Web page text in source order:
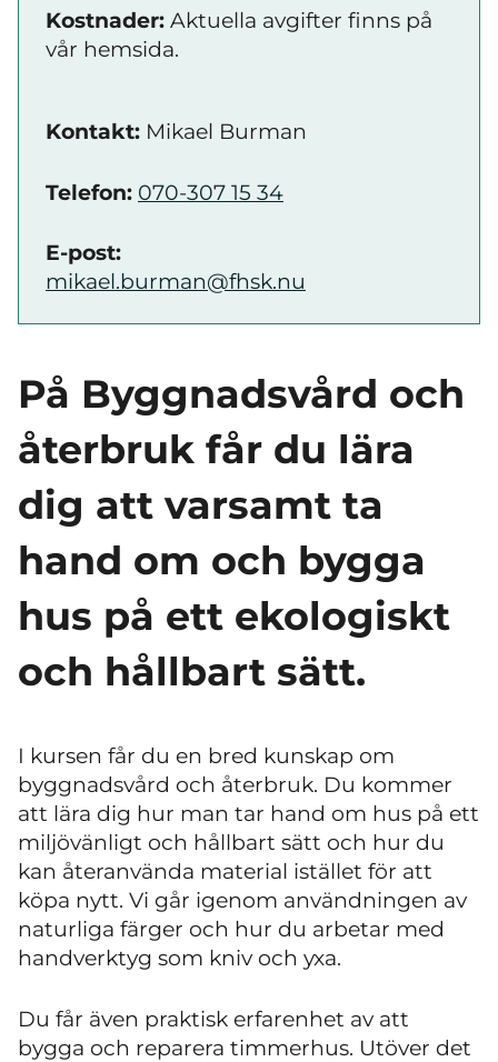
Kostnader: Aktuella avgifter finns på
vår hemsida.
Kontakt: Mikael Burman
Telefon: 070-307 15 34
E-post:
mikael.burman@fhsk.nu
På Byggnadsvård och
återbruk får du lära
dig att varsamt ta
hand om och bygga
hus på ett ekologiskt
och hållbart sätt.
I kursen får du en bred kunskap om
byggnadsvård och återbruk. Du kommer
att lära dig hur man tar hand om hus på ett
miljövänligt och hållbart sätt och hur du
kan återanvända material istället för att
köpa nytt. Vi går igenom användningen av
naturliga färger och hur du arbetar med
handverktyg som kniv och yxa.
Du får även praktisk erfarenhet av att
bygga och reparera timmerhus. Utöver det